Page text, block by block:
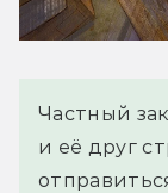
Частный
и её друг